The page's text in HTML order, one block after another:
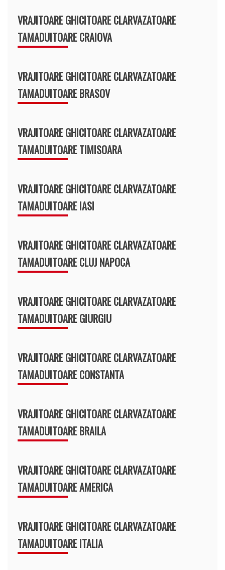
VRAJITOARE GHICITOARE CLARVAZATOARE
TAMADUITOARE CRAIOVA
VRAJITOARE GHICITOARE CLARVAZATOARE
TAMADUITOARE BRASOV
VRAJITOARE GHICITOARE CLARVAZATOARE
TAMADUITOARE TIMISOARA
VRAJITOARE GHICITOARE CLARVAZATOARE
TAMADUITOARE IASI
VRAJITOARE GHICITOARE CLARVAZATOARE
TAMADUITOARE CLUJ NAPOCA
VRAJITOARE GHICITOARE CLARVAZATOARE
TAMADUITOARE GIURGIU
VRAJITOARE GHICITOARE CLARVAZATOARE
TAMADUITOARE CONSTANTA
VRAJITOARE GHICITOARE CLARVAZATOARE
TAMADUITOARE BRAILA
VRAJITOARE GHICITOARE CLARVAZATOARE
TAMADUITOARE AMERICA
VRAJITOARE GHICITOARE CLARVAZATOARE
TAMADUITOARE ITALIA